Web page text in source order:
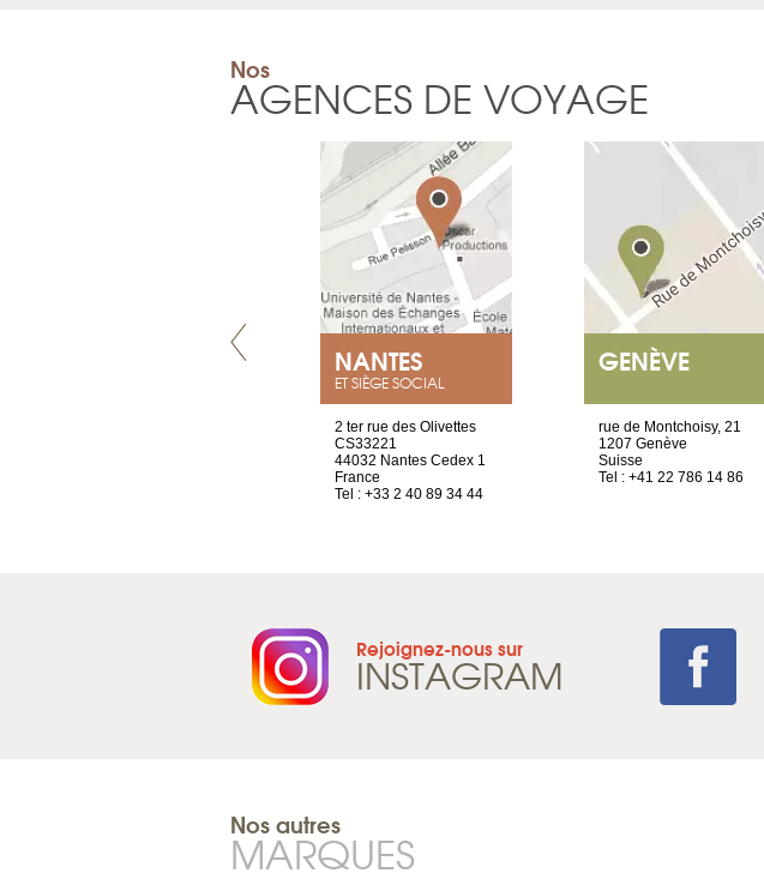
Nos
AGENCES DE VOYAGE
NANTES
ET SIÈGE SOCIAL
2 ter rue des Olivettes
CS33221
44032 Nantes Cedex 1
France
Tel : +33 2 40 89 34 44
GENÈVE
rue de Montchoisy, 21
1207 Genève
Suisse
Tel : +41 22 786 14 86
Rejoignez-nous sur
INSTAGRAM
Nos autres
MARQUES